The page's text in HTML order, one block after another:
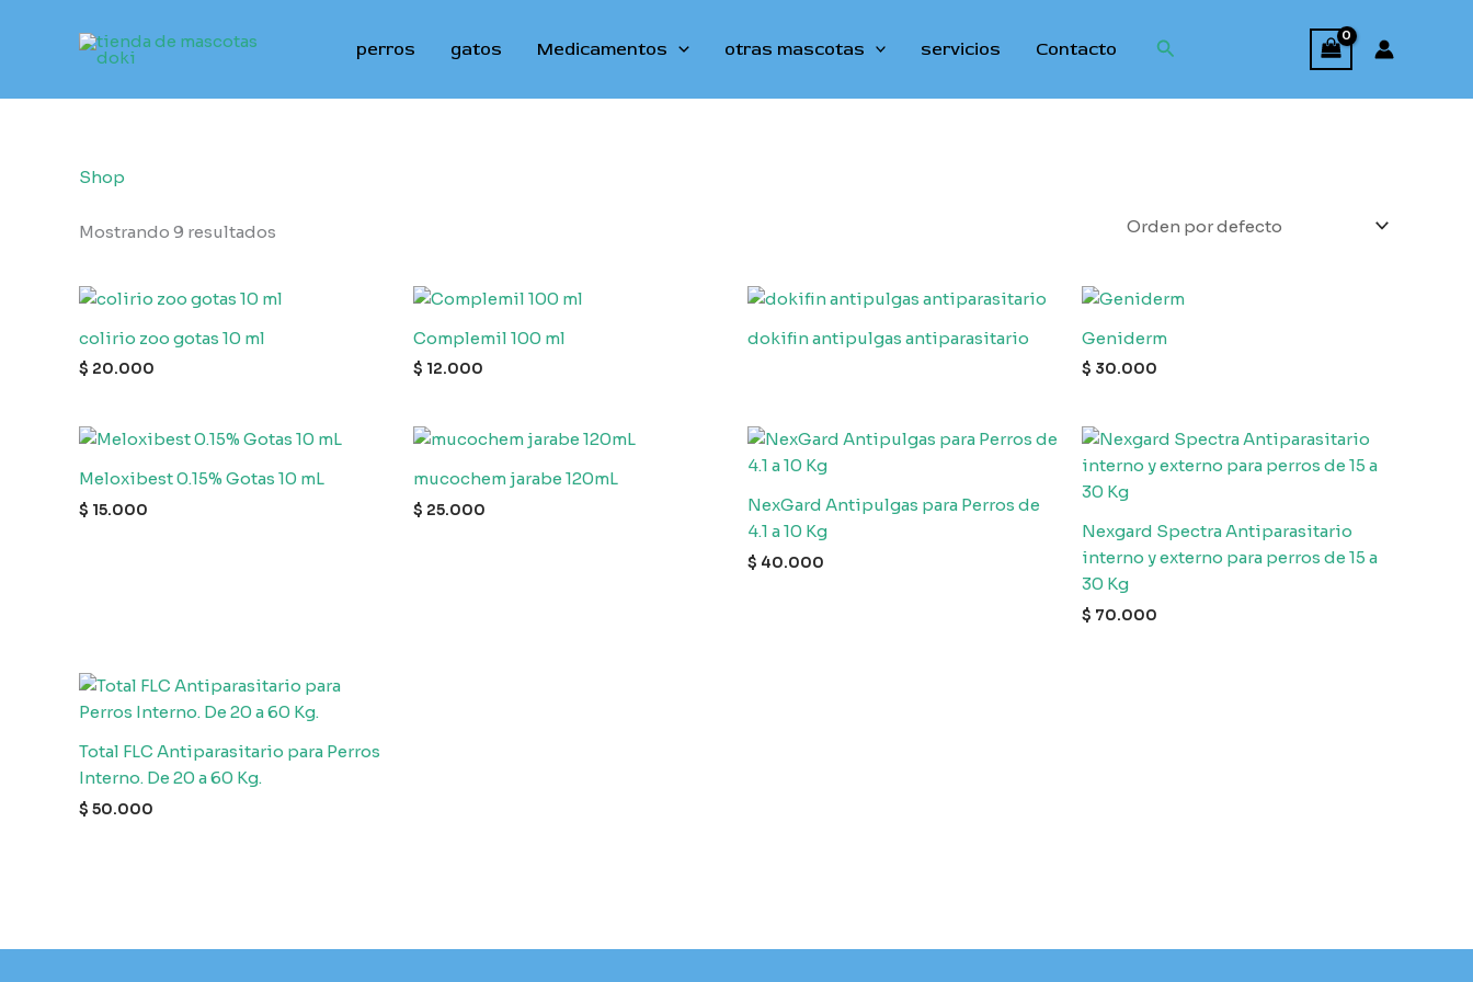
perros gatos Medicamentos otras mascotas servicios Contacto Buscar
Shop
Mostrando 9 resultados
colirio zoo gotas 10 ml
$ 20.000
Complemil 100 ml
$ 12.000
dokifin antipulgas antiparasitario Geniderm
$ 30.000
Meloxibest 0.15% Gotas 10 mL
$ 15.000
mucochem jarabe 120mL
$ 25.000
NexGard Antipulgas para Perros de
4.1 a 10 Kg
$ 40.000
Nexgard Spectra Antiparasitario
interno y externo para perros de 15 a
30 Kg
$ 70.000
Total FLC Antiparasitario para Perros
Interno. De 20 a 60 Kg.
$ 50.000